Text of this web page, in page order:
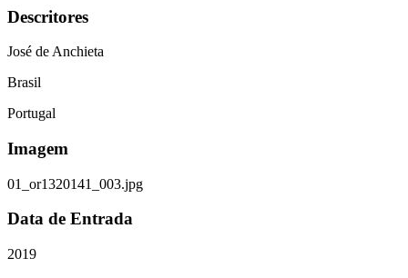
Descritores
José de Anchieta
Brasil
Portugal
Imagem
01_or1320141_003.jpg
Data de Entrada
2019